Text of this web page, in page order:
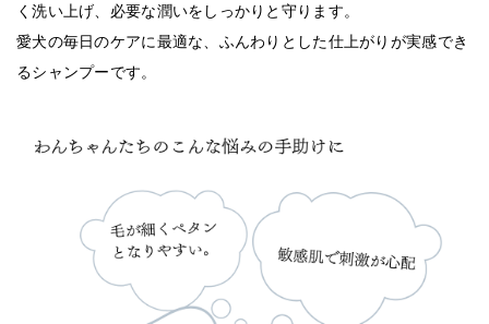
く洗い上げ、必要な潤いをしっかりと守ります。
愛犬の毎日のケアに最適な、ふんわりとした仕上がりが実感でき
るシャンプーです。